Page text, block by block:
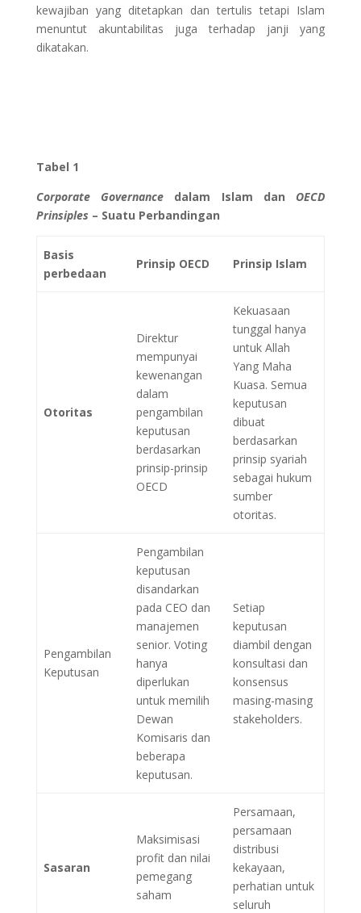
kewajiban yang ditetapkan dan tertulis tetapi Islam
menuntut akuntabilitas juga terhadap janji yang
dikatakan.
Tabel 1
Corporate Governance dalam Islam dan OECD
Prinsiples – Suatu Perbandingan
Basis
perbedaan
Prinsip OECD Prinsip Islam
Otoritas
Direktur
mempunyai
kewenangan
dalam
pengambilan
keputusan
berdasarkan
prinsip-prinsip
OECD
Kekuasaan
tunggal hanya
untuk Allah
Yang Maha
Kuasa. Semua
keputusan
dibuat
berdasarkan
prinsip syariah
sebagai hukum
sumber
otoritas.
Pengambilan
Keputusan
Pengambilan
keputusan
disandarkan
pada CEO dan
manajemen
senior. Voting
hanya
diperlukan
untuk memilih
Dewan
Komisaris dan
beberapa
keputusan.
Setiap
keputusan
diambil dengan
konsultasi dan
konsensus
masing-masing
stakeholders.
Sasaran
Maksimisasi
profit dan nilai
pemegang
saham
Persamaan,
persamaan
distribusi
kekayaan,
perhatian untuk
seluruh